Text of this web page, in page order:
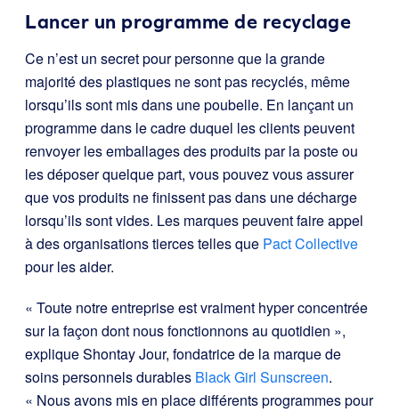
Lancer un programme de recyclage
Ce n’est un secret pour personne que la grande
majorité des plastiques ne sont pas recyclés, même
lorsqu’ils sont mis dans une poubelle. En lançant un
programme dans le cadre duquel les clients peuvent
renvoyer les emballages des produits par la poste ou
les déposer quelque part, vous pouvez vous assurer
que vos produits ne finissent pas dans une décharge
lorsqu’ils sont vides. Les marques peuvent faire appel
à des organisations tierces telles que Pact Collective
pour les aider.
« Toute notre entreprise est vraiment hyper concentrée
sur la façon dont nous fonctionnons au quotidien »,
explique Shontay Jour, fondatrice de la marque de
soins personnels durables Black Girl Sunscreen.
« Nous avons mis en place différents programmes pour